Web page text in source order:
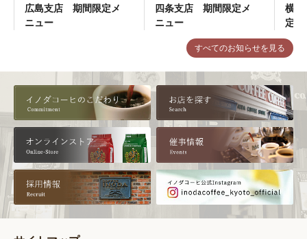
すべてのお知らせを見る
広島支店 期間限定メ
ニュー
四条支店 期間限定メ
ニュー
横
定メ